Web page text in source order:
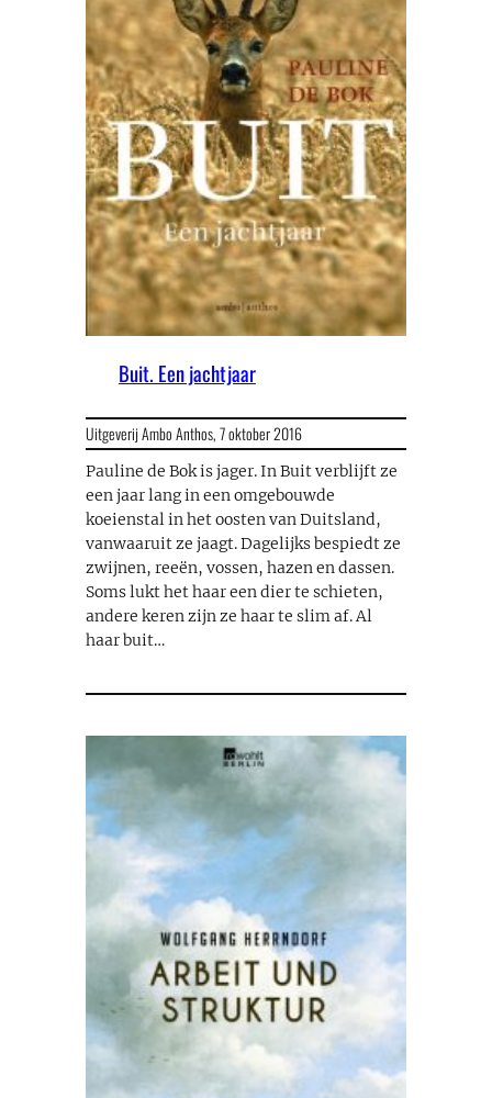
Buit. Een jachtjaar
Uitgeverij Ambo Anthos,7 oktober 2016
Pauline de Bok is jager. In Buit verblijft ze
een jaar lang in een omgebouwde
koeienstal in het oosten van Duitsland,
vanwaaruit ze jaagt. Dagelijks bespiedt ze
zwijnen, reeën, vossen, hazen en dassen.
Soms lukt het haar een dier te schieten,
andere keren zijn ze haar te slim af. Al
haar buit…